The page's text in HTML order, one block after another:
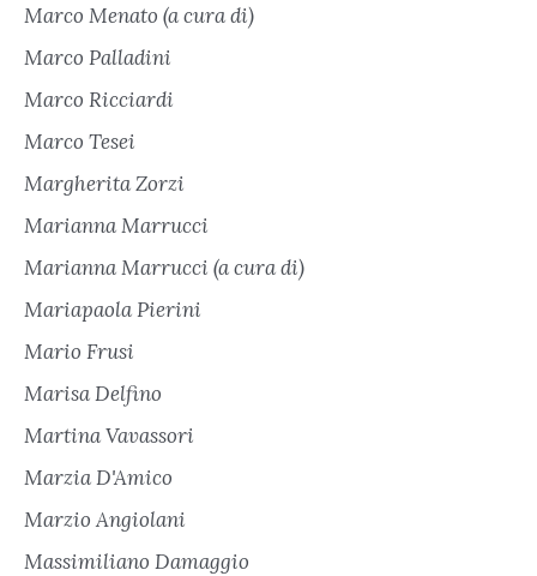
Marco Menato (a cura di)
Marco Palladini
Marco Ricciardi
Marco Tesei
Margherita Zorzi
Marianna Marrucci
Marianna Marrucci (a cura di)
Mariapaola Pierini
Mario Frusi
Marisa Delfino
Martina Vavassori
Marzia D'Amico
Marzio Angiolani
Massimiliano Damaggio